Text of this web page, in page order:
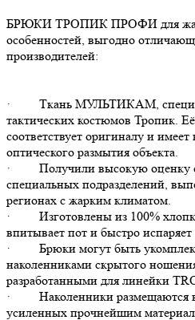
БРЮКИ ТРОПИК ПРОФИ для
особенностей, выгодно
производителей:
· Ткань МУЛЬТИКАМ,
тактических костюмов Тропик.
соответствует оригиналу и
оптического размытия объекта.
· Получили высокую оценку
специальных подразделений,
регионах с жарким климатом.
· Изготовлены из 100%
впитывает пот и быстро
· Брюки могут быть
наколенниками скрытого
разработанными для линейки
· Наколенники размещаются в
усиленных прочнейшим